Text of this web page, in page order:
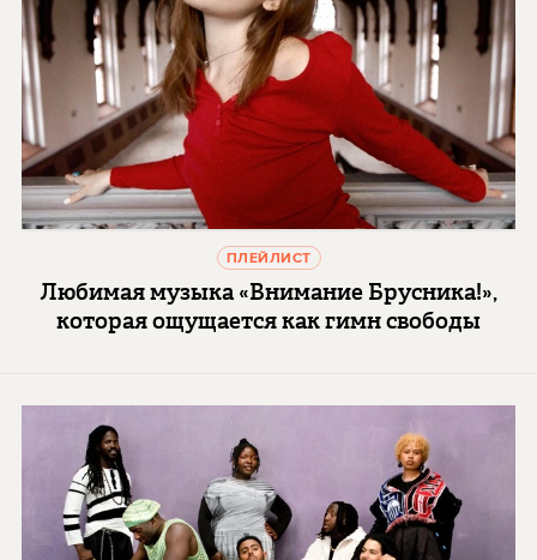
ПЛЕЙЛИСТ
Любимая музыка «Внимание Брусника!»,
которая ощущается как гимн свободы